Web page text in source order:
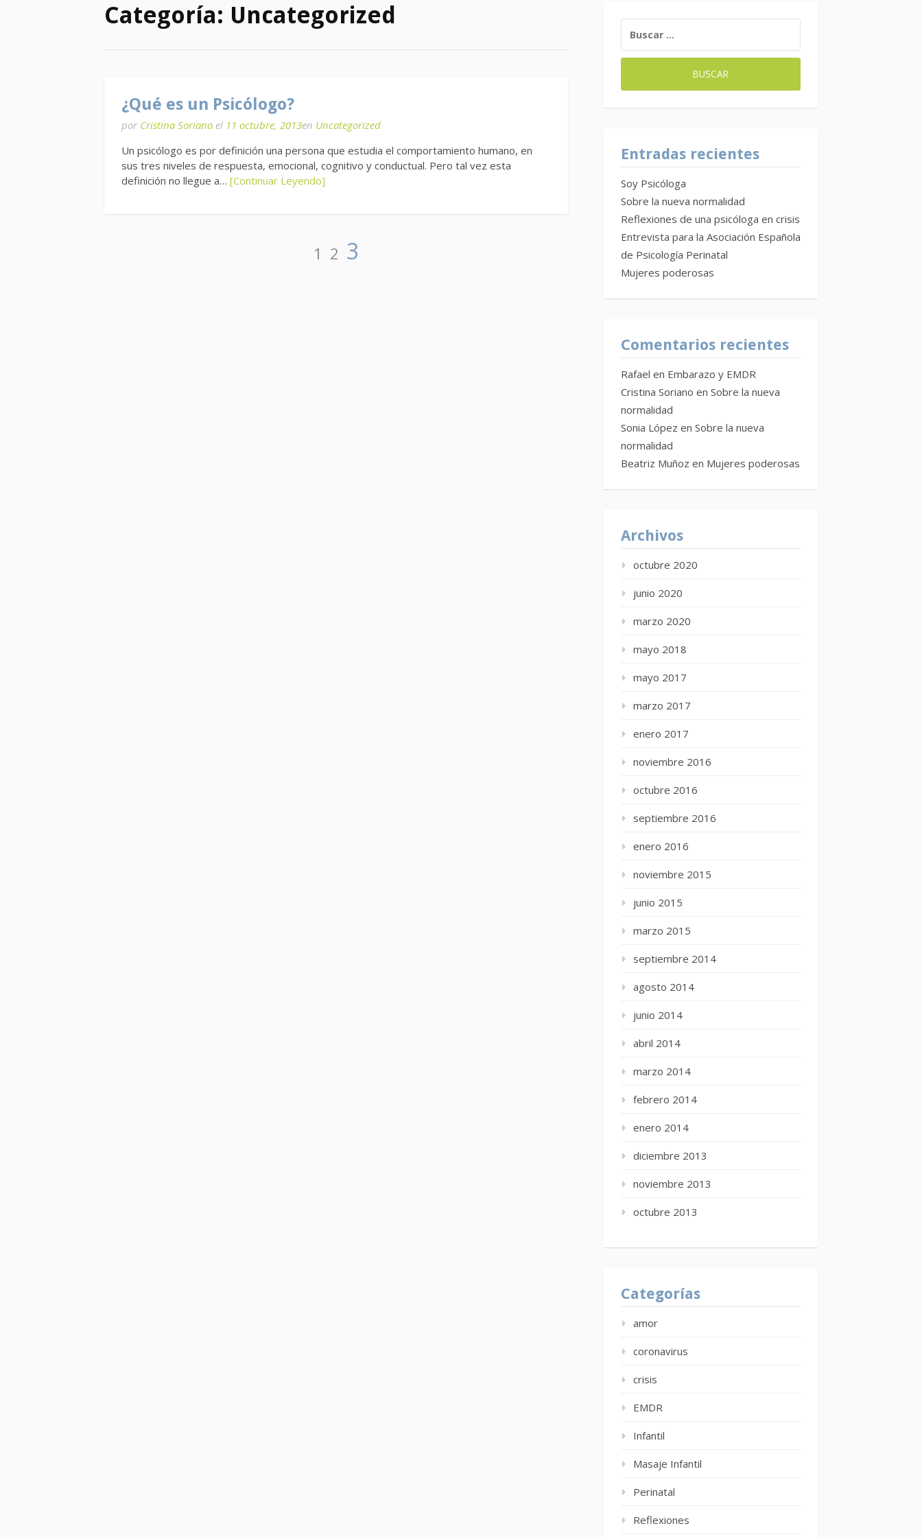
Categoría: Uncategorized
¿Qué es un Psicólogo?
por Cristina Soriano el 11 octubre, 2013en Uncategorized
Un psicólogo es por definición una persona que estudia el comportamiento humano, en
sus tres niveles de respuesta, emocional, cognitivo y conductual. Pero tal vez esta
definición no llegue a… [Continuar Leyendo]
Página
1 Página
2 Página
3
Entradas recientes
Soy Psicóloga
Sobre la nueva normalidad
Reflexiones de una psicóloga en crisis
Entrevista para la Asociación Española
de Psicología Perinatal
Mujeres poderosas
Comentarios recientes
Rafael en Embarazo y EMDR
Cristina Soriano en Sobre la nueva
normalidad
Sonia López en Sobre la nueva
normalidad
Beatriz Muñoz en Mujeres poderosas
Archivos
octubre 2020
junio 2020
marzo 2020
mayo 2018
mayo 2017
marzo 2017
enero 2017
noviembre 2016
octubre 2016
septiembre 2016
enero 2016
noviembre 2015
junio 2015
marzo 2015
septiembre 2014
agosto 2014
junio 2014
abril 2014
marzo 2014
febrero 2014
enero 2014
diciembre 2013
noviembre 2013
octubre 2013
Categorías
amor
coronavirus
crisis
EMDR
Infantil
Masaje Infantil
Perinatal
Reflexiones